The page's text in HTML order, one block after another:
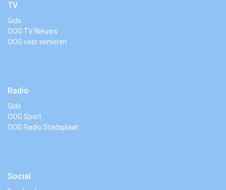
TV
Gids
OOG TV Nieuws
OOG voor senioren
Radio
Gids
OOG Sport
OOG Radio Stadsplaat
Social